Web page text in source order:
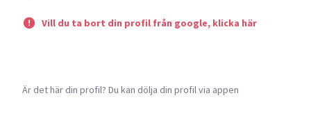
Vill du ta bort din profil från google, klicka här
Är det här din profil? Du kan dölja din profil via appen